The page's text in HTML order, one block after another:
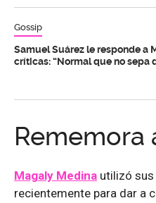
Gossip
Samuel Suárez le responde a
críticas: “Normal que no sepa
Rememora
Magaly Medina utilizó sus
recientemente para dar a